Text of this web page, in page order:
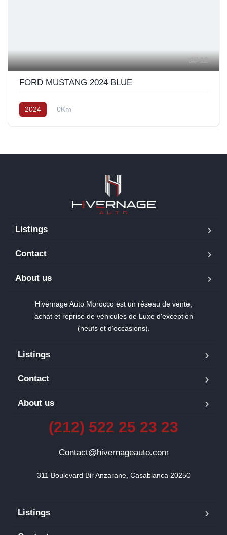
12
FORD MUSTANG 2024 BLUE
2024 0Km
Listings
Contact
About us
Hivernage Auto Morocco est un réseau de vente,
achat et reprise de véhicules de Luxe d'exception
(neufs et d’occasions).
Listings
Contact
About us
(212) 522 25 23 23
Contact@hivernageauto.com
311 Boulevard Bir Anzarane, Casablanca 20250
Listings